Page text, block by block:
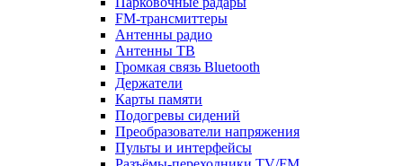
FM-трансмиттеры
Антенны радио
Антенны ТВ
Громкая связь Bluetooth
Держатели
Карты памяти
Подогревы сидений
Преобразователи напряжения
Пульты и интерфейсы